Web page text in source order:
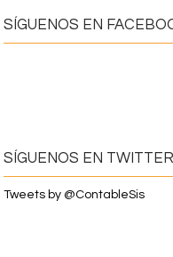
SÍGUENOS EN
SÍGUENOS EN TWITTER
Tweets by @ContableSis